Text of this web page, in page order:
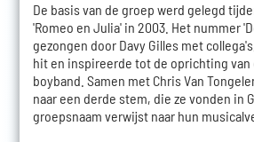
De basis van de groep werd gelegd
'Romeo en Julia' in 2003. Het nummer
gezongen door Davy Gilles met
hit en inspireerde tot de oprichting van
boyband. Samen met Chris Van
naar een derde stem, die ze vonden in
groepsnaam verwijst naar hun